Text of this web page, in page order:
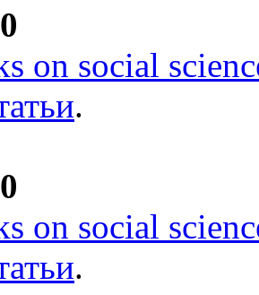
on social
.
on social
.